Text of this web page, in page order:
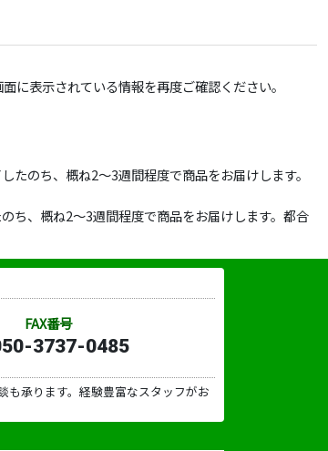
に表示されている情報を再度ご確認ください。
のち、概ね2～3週間程度で商品をお届けします。
ち、概ね2～3週間程度で商品をお届けします。都合
FAX番号
3737-0485
も承ります。経験豊富なスタッフがお